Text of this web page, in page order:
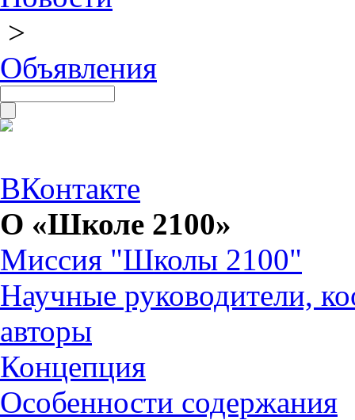
>
Объявления
ВКонтакте
О «Школе 2100»
Миссия "Школы 2100"
Научные руководители,
авторы
Концепция
Особенности содержания